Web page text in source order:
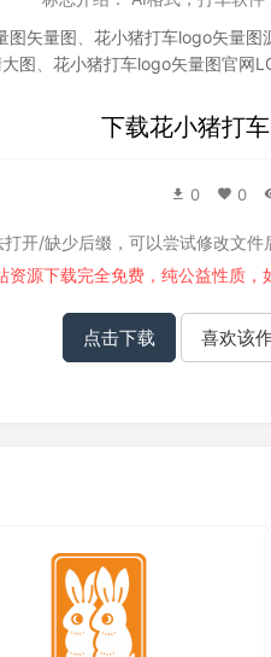
图矢量图 花小猪打车logo矢量图
图
花小猪打车logo矢量图官网
下载花小猪打
0 0
开/缺少后缀，可以尝试修改文件
资源下载完全免费，纯公益性质，
点击下载 喜欢该